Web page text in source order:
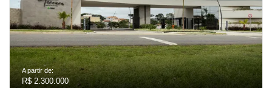
A partir de:
R$ 2.300.000